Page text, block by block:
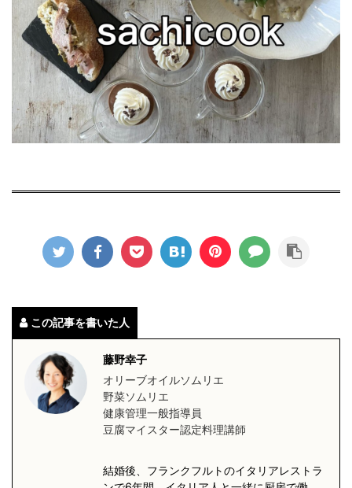
この記事を書いた人
藤野幸子
オリーブオイルソムリエ
野菜ソムリエ
健康管理一般指導員
豆腐マイスター認定料理講師
結婚後、フランクフルトのイタリアレストラ